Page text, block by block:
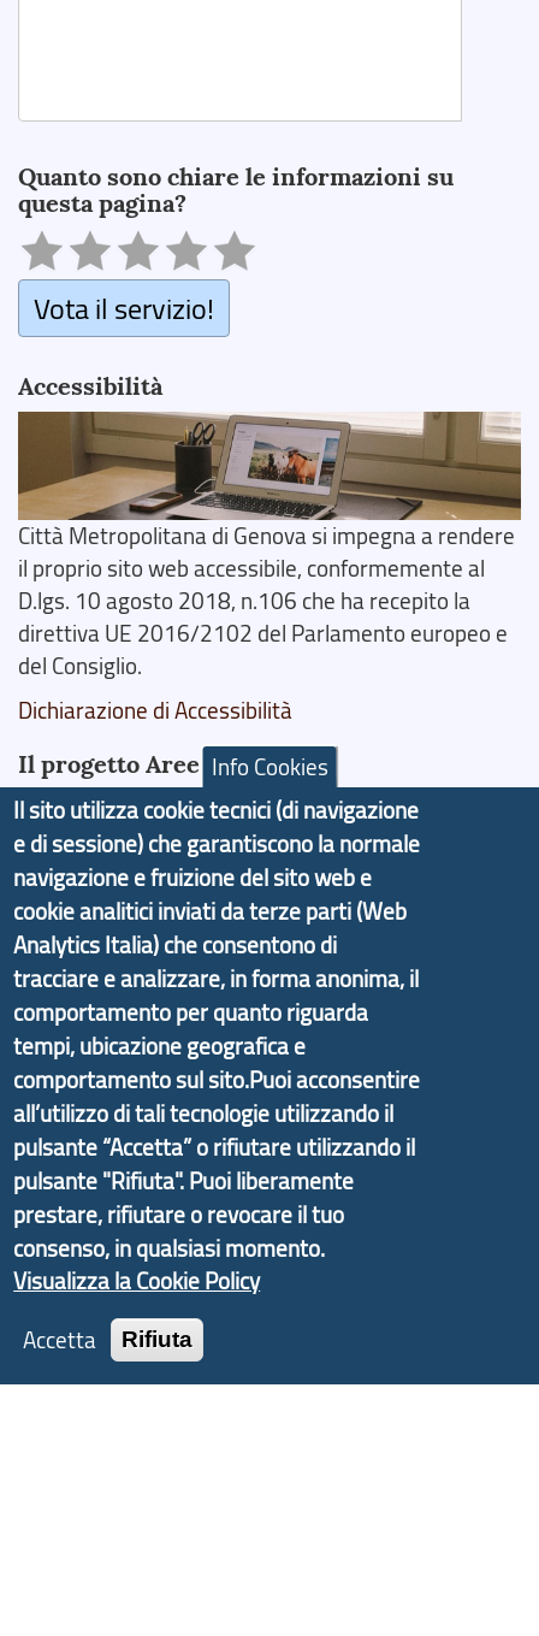
Quanto sono chiare le informazioni su
questa pagina?
Vota il servizio!
Accessibilità
Città Metropolitana di Genova si impegna a rendere
il proprio sito web accessibile, conformemente al
D.lgs. 10 agosto 2018, n.106 che ha recepito la
direttiva UE 2016/2102 del Parlamento europeo e
del Consiglio.
Dichiarazione di Accessibilità
Il progetto Aree Interne
Il portale di marketing territoriale e sviluppo locale
di Genova Città Metropolitana si è sviluppato a
partire dal progetto nazionale Aree Interne
promosso dal Dipartimento per lo Sviluppo
Economico e finalizzato al rilancio socio-economico
delle valli dell’entroterra. In particolare fornisce
informazioni ed aggiornamenti sullaStrategia
d'Area Antola-Tigullio, in collaborazione con Regione
Liguria ed ANCI Liguria.
Copyright © 2017 Città metropolitana di Genova |
CF: 80007350103
Tecnologie e Accessibilità
Info Cookies
Il sito utilizza cookie tecnici (di navigazione
e di sessione) che garantiscono la normale
navigazione e fruizione del sito web e
cookie analitici inviati da terze parti (Web
Analytics Italia) che consentono di
tracciare e analizzare, in forma anonima, il
comportamento per quanto riguarda
tempi, ubicazione geografica e
comportamento sul sito.Puoi acconsentire
all’utilizzo di tali tecnologie utilizzando il
pulsante “Accetta” o rifiutare utilizzando il
pulsante "Rifiuta". Puoi liberamente
prestare, rifiutare o revocare il tuo
consenso, in qualsiasi momento.
Visualizza la Cookie Policy
Accetta
Rifiuta